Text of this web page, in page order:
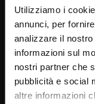
Utilizziamo i
annunci, per
analizzare il
informazioni sul
nostri partner che
pubblicità e social
altre informazioni
PADRE PIO TV
Emittente
Giovanni Rotondo.